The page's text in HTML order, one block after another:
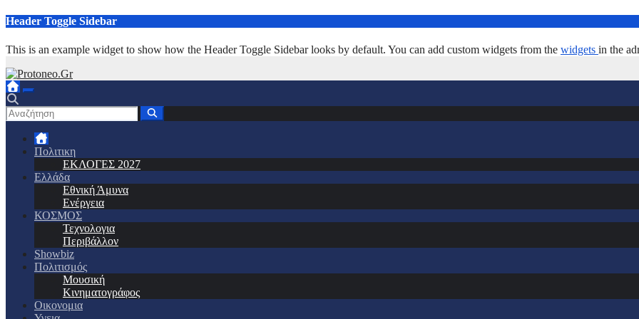
Μετάβαση
περιεχόμενο
Header Toggle Sidebar
This is an example widget to show how the Header Toggle Sidebar looks by default. You can add custom widgets from the widgets in the
Πολιτικη
ΕΚΛΟΓΕΣ 2027
Ελλάδα
Εθνική Άμυνα
Ενέργεια
ΚΟΣΜΟΣ
Τεχνολογια
Περιβάλλον
Showbiz
Πολιτισμός
Μουσική
Κινηματογράφος
Οικονομια